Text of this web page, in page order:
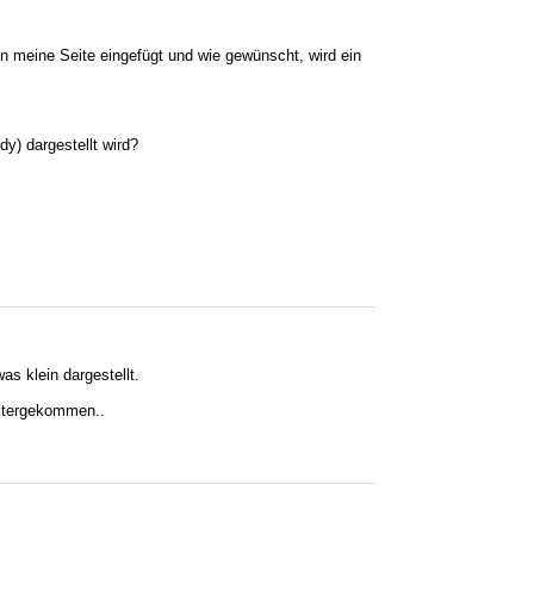
meine Seite eingefügt und wie gewünscht, wird ein
dargestellt wird?
klein dargestellt.